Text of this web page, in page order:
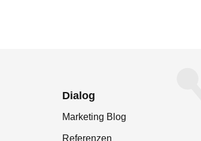
Dialog
Marketing Blog
Referenzen